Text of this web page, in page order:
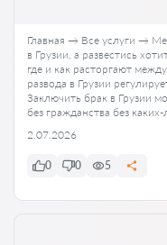
Главная → Все услуги →
в Грузии, а развестись
где и как расторгают
развода в Грузии
Заключить брак в Грузии
без гражданства без
2.07.2026
0 0 5